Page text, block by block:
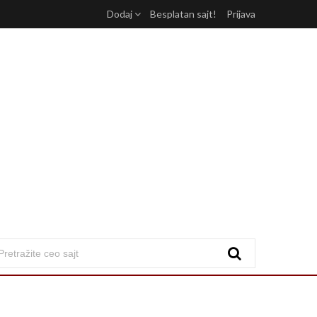
Dodaj Besplatan sajt! Prijava